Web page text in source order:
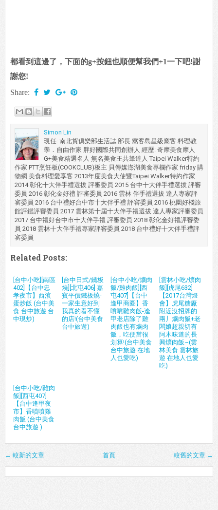
都看到這邊了，下面的g+按鈕也順便幫我們+1一下吧!謝
謝您!
Share:
Simon Lin
現任: 南北貨俱樂部生活誌 部長 窩客島星級窩客 料理教
學．自由作家 胖好國際共同創辦人 經歷: 奇摩美食摩人
G+美食精選名人 無名美食王共筆達人 Taipei Walker特約
作家 PTT烹飪板(COOKCLUB)板主 貝傳媒澎湖美食專欄作家 friday 購
物網 美食料理愛享客 2013年度美食大使暨Taipei Walker特約作家
2014 彰化十大伴手禮選拔 評審委員 2015 台中十大伴手禮選拔 評審
委員 2016 彰化金好禮 評審委員 2016 雲林 伴手禮選拔 達人專家評
審委員 2016 台中禮好台中市十大伴手禮 評審委員 2016 桃園好棧旅
館評鑑評審委員 2017 雲林第十屆十大伴手禮選拔 達人專家評審委員
2017 台中禮好台中市十大伴手禮 評審委員 2018 彰化金好禮評審委
員 2018 雲林十大伴手禮專家評審委員 2018 台中禮好十大伴手禮評
審委員
Related Posts:
[台中小吃][南區
402]【台中忠
孝夜市】西濱
蛋炒飯 (台中美
食 台中旅遊 台
中現炒)
[台中日式/鐵板
燒][北屯406] 嘉
賓平價鐵板燒-
一家生意好到
我真的看不懂
的店!(台中美食
台中旅遊)
[台中小吃/爌肉
飯/雞肉飯][西
屯407]【台中
逢甲商圈】香
噴噴雞肉飯-逢
甲老店除了雞
肉飯也有爌肉
飯，吃便當很
划算!(台中美食
台中旅遊 在地
人也愛吃)
[雲林小吃/爌肉
飯][虎尾632]
【2017台灣燈
會】虎尾糖廠
附近沒招牌的
兩丿爌肉飯+老
闆娘超親切有
阿木味道的長
興爌肉飯~(雲
林美食 雲林旅
遊 在地人也愛
吃)
[台中小吃/雞肉
飯][西屯407]
【台中逢甲夜
市】香噴噴雞
肉飯 (台中美食
台中旅遊 )
← 較新的文章 較舊的文章 →
首頁